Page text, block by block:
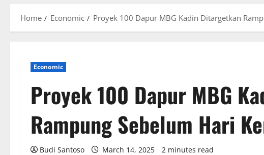
Home Economic Proyek 100 Dapur MBG Kadin Ditargetkan
Economic
Proyek 100 Dapur MBG
Rampung Sebelum Hari
Budi Santoso March 14, 2025 2 minutes read